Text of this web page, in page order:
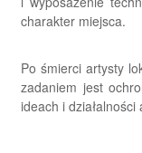
charakter miejsca.
Po śmierci artysty
zadaniem jest
ideach i